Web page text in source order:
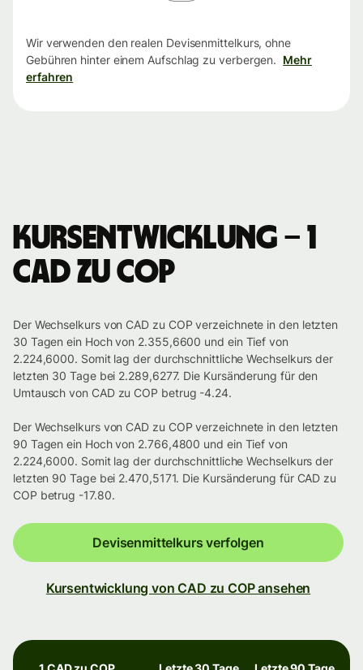
Wir verwenden den realen Devisenmittelkurs, ohne
Gebühren hinter einem Aufschlag zu verbergen. Mehr
erfahren
Kursentwicklung – 1
CAD zu COP
Der Wechselkurs von CAD zu COP verzeichnete in den letzten
30 Tagen ein Hoch von 2.355,6600 und ein Tief von
2.224,6000. Somit lag der durchschnittliche Wechselkurs der
letzten 30 Tage bei 2.289,6277. Die Kursänderung für den
Umtausch von CAD zu COP betrug -4.24.
Der Wechselkurs von CAD zu COP verzeichnete in den letzten
90 Tagen ein Hoch von 2.766,4800 und ein Tief von
2.224,6000. Somit lag der durchschnittliche Wechselkurs der
letzten 90 Tage bei 2.470,5171. Die Kursänderung für CAD zu
COP betrug -17.80.
Devisenmittelkurs verfolgen
Kursentwicklung von CAD zu COP ansehen